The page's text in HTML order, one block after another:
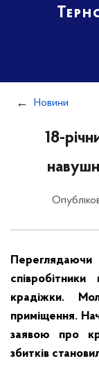
Новини
18-
крадіжки.
приміщення.
заявою про
збитків